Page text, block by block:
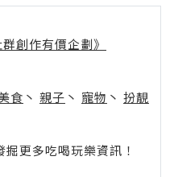
創作有價企劃》
食 丶 親子 丶 寵物 丶 扮靚
更多吃喝玩樂資訊！